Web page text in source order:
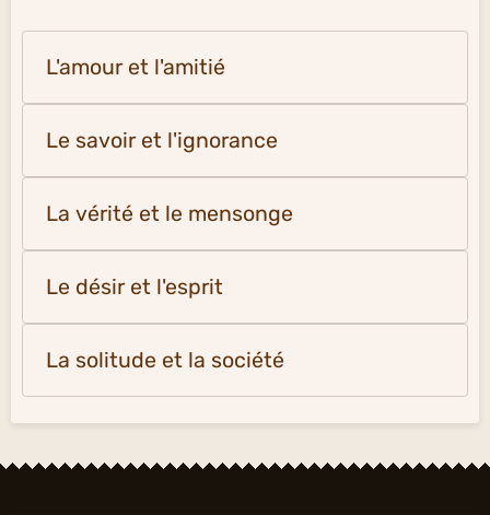
L'amour et l'amitié
Le savoir et l'ignorance
La vérité et le mensonge
Le désir et l'esprit
La solitude et la société